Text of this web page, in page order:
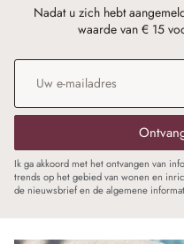
Nadat u zich hebt
waarde van € 15
E-mailadres
Ik ga akkoord met het ontvangen van
trends op het gebied van wonen en
de nieuwsbrief en de algemene